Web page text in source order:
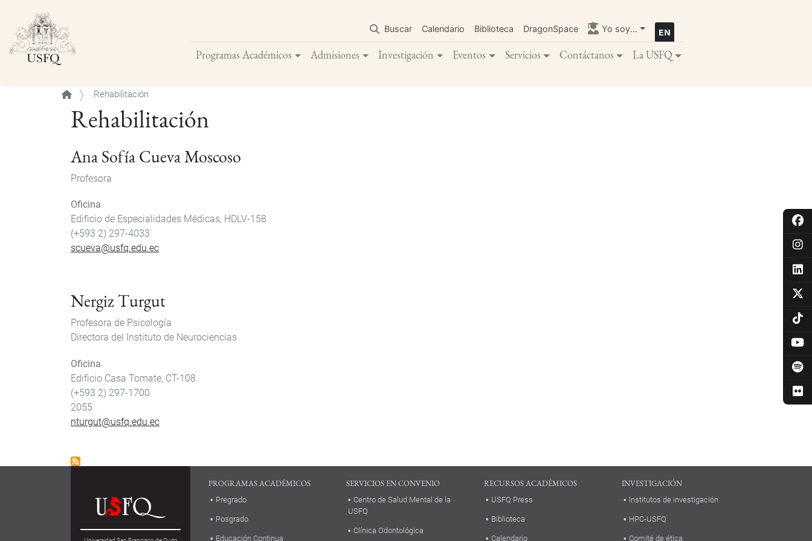
contenido
principal
Buscar Calendario Biblioteca DragonSpace Yo soy...
Programas Académicos Admisiones Investigación Eventos Servicios Contáctanos La USFQ
Buscar
Rehabilitación
Rehabilitación
Ana Sofía Cueva Moscoso
Profesora
Oficina
Edificio de Especialidades Médicas, HDLV-158
(+593 2) 297-4033
scueva@usfq.edu.ec
Nergiz Turgut
Profesora de Psicología
Directora del Instituto de Neurociencias
Oficina
Edificio Casa Tomate, CT-108
(+593 2) 297-1700
2055
nturgut@usfq.edu.ec
PROGRAMAS ACADÉMICOS
Pregrado
Posgrado
Educación Continua
SERVICIOS EN CONVENIO
Centro de Salud Mental de la
USFQ
Clínica Odontológica
RECURSOS ACADÉMICOS
USFQ Press
Biblioteca
Calendario
INVESTIGACIÓN
Institutos de investigación
HPC-USFQ
Comité de ética